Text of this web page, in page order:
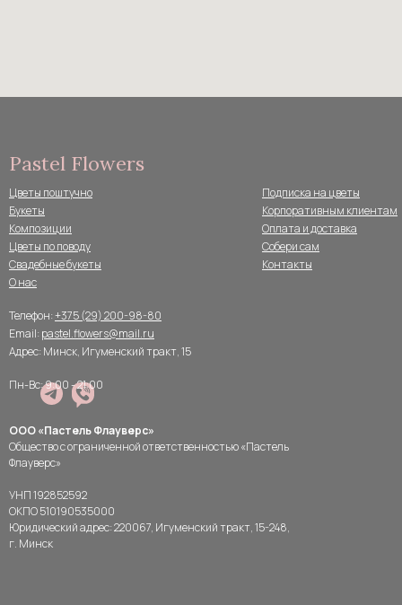
ООО «Пастель Флауверс»
Общество с ограниченной ответственностью «Пастель
Флауверс»
УНП 192852592
ОКПО 510190535000
Юридический адрес: 220067, Игуменский тракт, 15-248,
г. Минск
Телефон:+375 (29) 200-98-80
Email: pastel.flowers@mail.ru
Цветы поштучно
Адрес: Минск, Игуменский тракт, 15
Букеты
Композиции
Цветы по поводу
Пн-Вс: 9:00 - 21:00
Свадебные букеты
Pastel Flowers
О нас
Подписка на цветы
Корпоративным клиентам
Оплата и доставка
Собери сам
Контакты